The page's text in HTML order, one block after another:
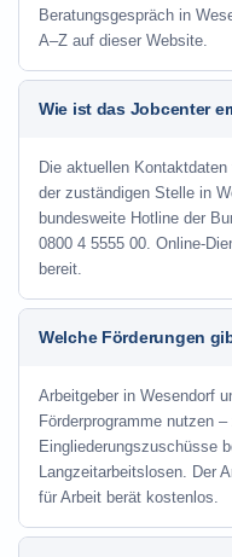
Beratungsgespräch in
A–Z auf dieser Website.
Wie ist das Jobcenter
Die aktuellen
der zuständigen Stelle in
bundesweite Hotline der
0800 4 5555 00. Online-
bereit.
Welche Förderungen
Arbeitgeber in Wesendorf
Förderprogramme nutzen
Eingliederungszuschüsse
Langzeitarbeitslosen. Der
für Arbeit berät kostenlos.